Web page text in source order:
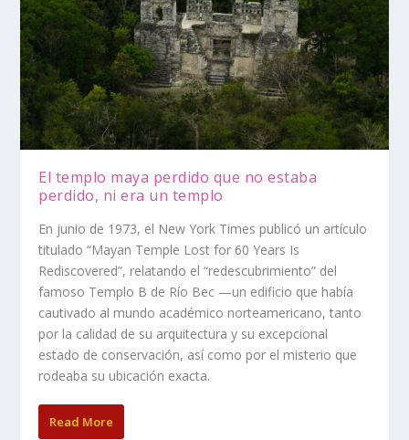
El templo maya perdido que no estaba
perdido, ni era un templo
En junio de 1973, el New York Times publicó un artículo
titulado “Mayan Temple Lost for 60 Years Is
Rediscovered”, relatando el “redescubrimiento” del
famoso Templo B de Río Bec —un edificio que había
cautivado al mundo académico norteamericano, tanto
por la calidad de su arquitectura y su excepcional
estado de conservación, así como por el misterio que
rodeaba su ubicación exacta.
Read More